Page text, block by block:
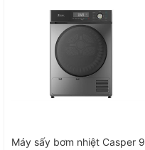
Máy sấy bơm nhiệt Casper 9